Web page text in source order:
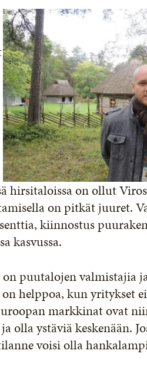
hirsitaloissa on ollut
on pitkät juuret.
kiinnostus
kasvussa.
puutalojen valmistajia
helppoa, kun yritykset
markkinat ovat
olla ystäviä keskenään.
voisi olla